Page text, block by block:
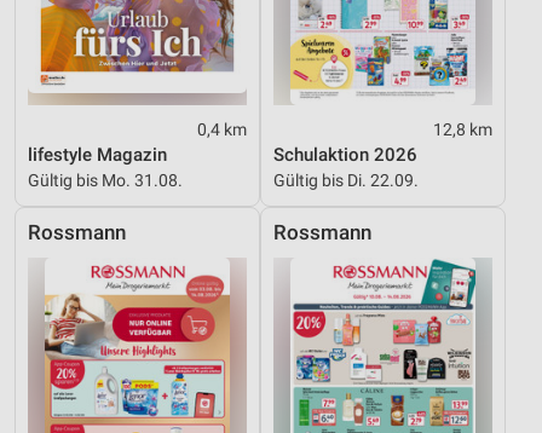
0,4 km
lifestyle Magazin
Gültig bis Mo. 31.08.
12,8 km
Schulaktion 2026
Gültig bis Di. 22.09.
Rossmann Rossmann